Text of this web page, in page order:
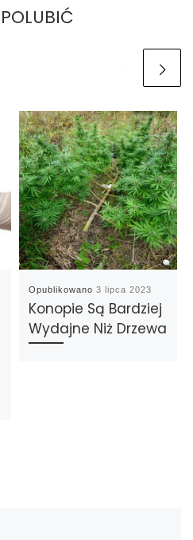
Opublikowano3 lipca 2023
Konopie Są Bardziej
Wydajne Niż Drzewa